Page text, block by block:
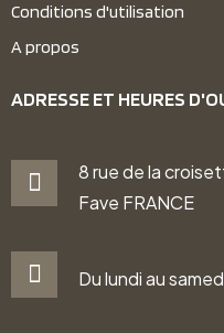
Conditions d'utilisation
A propos
ADRESSE ET HEURES
8 rue de la
Fave FRANCE
Du lundi au